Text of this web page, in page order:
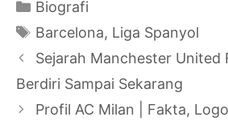
Kategori
Biografi
Tag
Barcelona, Liga Spanyol
Navigasi
Tulisan
Sejarah Manchester United
Berdiri Sampai Sekarang
Profil AC Milan | Fakta,